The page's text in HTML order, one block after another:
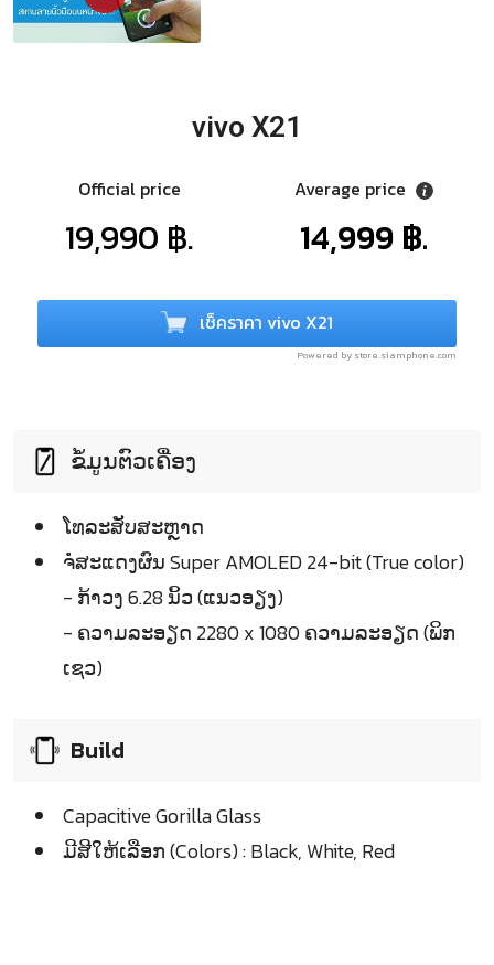
vivo X21
Official price
19,990 ฿.
Average price
14,999 ฿.
เช็คราคา vivo X21
Powered by store.siamphone.com
ຂໍ້ມູນຕົວເຄື່ອງ
ໂທລະສັບສະຫຼາດ
ຈໍໍສະແດງຜົນ Super AMOLED 24-bit (True color)
- ກ້າວງ 6.28 ນິ້ວ (ແນວອຽງ)
- ຄວາມລະອຽດ 2280 x 1080 ຄວາມລະອຽດ (ພິກ
ເຊວ)
Build
Capacitive Gorilla Glass
ມີສີໃຫ້ເລືອກ (Colors) : Black, White, Red